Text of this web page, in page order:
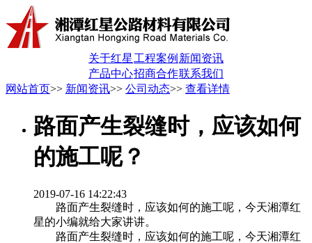
关于红星 工程案例 新闻资讯
产品中心招商合作联系我们
网站首页>> 新闻资讯>> 公司动态>> 查看详情
路面产生裂缝时，应该如何
的施工呢？
2019-07-16 14:22:43
路面产生裂缝时，应该如何的施工呢，今天湘潭红
星的小编就给大家讲讲。
路面产生裂缝时，应该如何的施工呢，今天湘潭红